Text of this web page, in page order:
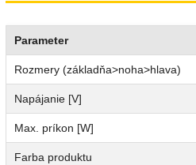
Parameter
Rozmery (základňa>noha>hlava)
Napájanie [V]
Max. príkon [W]
Farba produktu